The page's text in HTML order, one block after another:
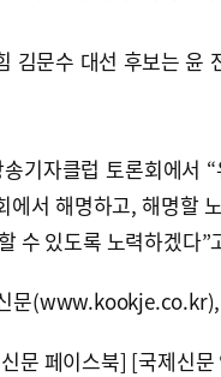
김문수 대선 후보는 윤
기자클럽 토론회에서
에서 해명하고, 해명할
수 있도록 노력하겠다”
문(www.kookje.co.kr),
문 페이스북] [국제신문